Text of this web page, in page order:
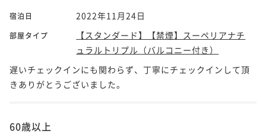
宿泊日 2022年11月24日
部屋タイプ
【スタンダード】【禁煙】スーペリアナチ
ュラルトリプル（バルコニー付き）
遅いチェックインにも関わらず、丁寧にチェックインして頂
きありがとうございました。
60歳以上